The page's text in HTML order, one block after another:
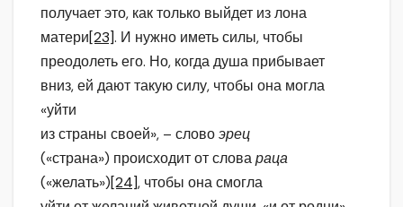
получает это, как только выйдет из лона
матери[23]. И нужно иметь силы, чтобы
преодолеть его. Но, когда душа прибывает
вниз, ей дают такую силу, чтобы она могла
«уйти
из страны своей», – словоэрец
(«страна») происходит от словараца
(«желать»)[24], чтобы она смогла